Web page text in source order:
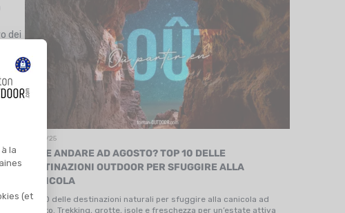
dei
di
08/07/25
DOVE ANDARE AD AGOSTO? TOP 10 DELLE
DESTINAZIONI OUTDOOR PER SFUGGIRE ALLA
CANICOLA
Top 10 delle destinazioni naturali per sfuggire alla canicola ad
agosto. Trekking, grotte, isole e freschezza per un’estate attiva